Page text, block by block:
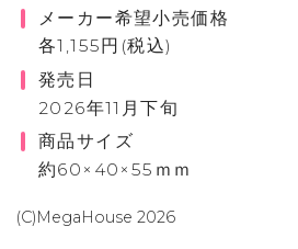
メーカー希望小売価格
各1,155円(税込)
発売日
2026年11月下旬
商品サイズ
約60×40×55ｍｍ
(C)MegaHouse 2026